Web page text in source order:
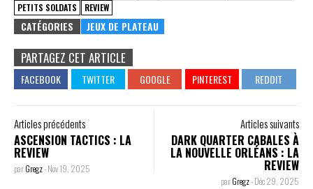
PETITS SOLDATS
REVIEW
CATÉGORIES JEUX DE PLATEAU
PARTAGEZ CET ARTICLE
Articles précédents
ASCENSION TACTICS : LA
REVIEW
parGregz-Nov 19, 2025
Articles suivants
DARK QUARTER CABALES À
LA NOUVELLE ORLÉANS : LA
REVIEW
parGregz-Déc 29, 2025